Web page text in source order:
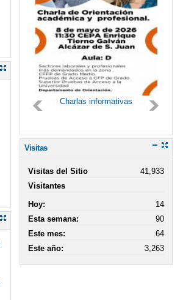
Charlas informativas
CHARLAS INFORMATIVAS
Visitas
Visitas del Sitio
41,933
Visitantes
Hoy:
14
Esta semana:
90
Este mes:
64
Este año:
3,263